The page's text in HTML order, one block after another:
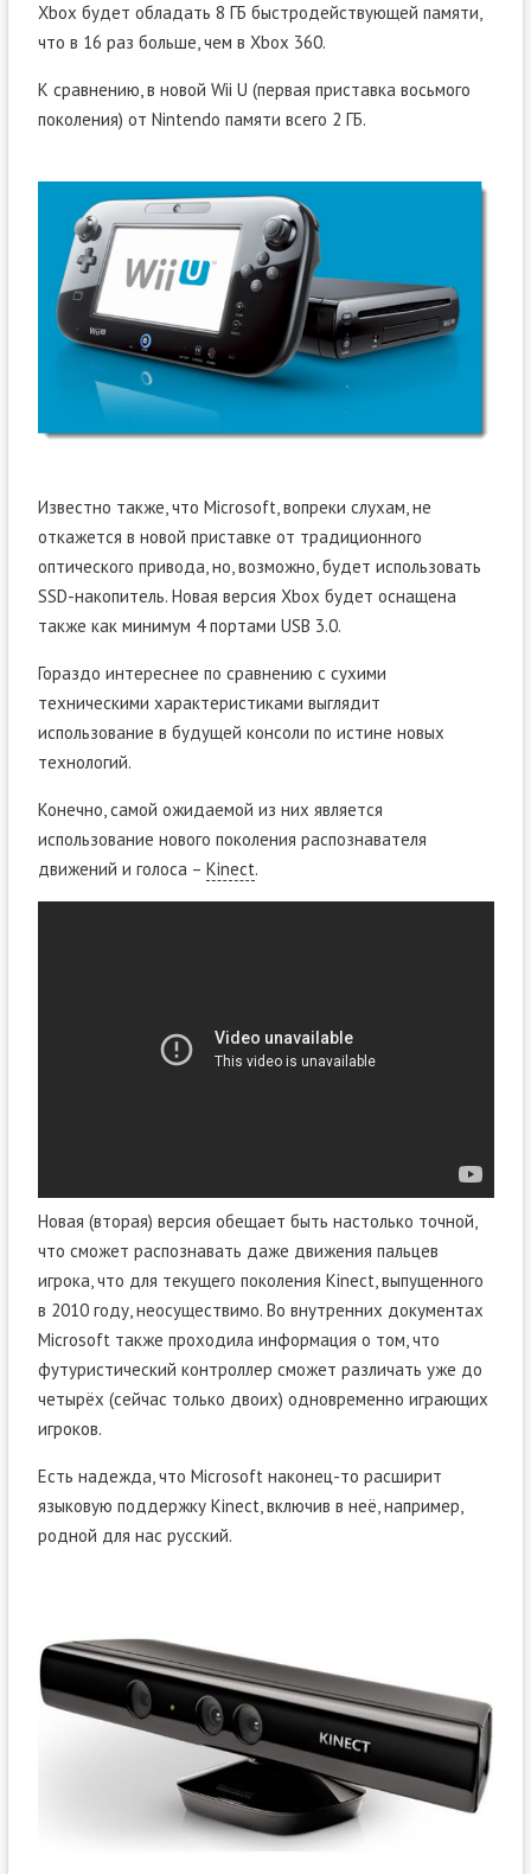
Xbox будет обладать 8 ГБ быстродействующей памяти,
что в 16 раз больше, чем в Xbox 360.
К сравнению, в новой Wii U (первая приставка восьмого
поколения) от Nintendo памяти всего 2 ГБ.
Известно также, что Microsoft, вопреки слухам, не
откажется в новой приставке от традиционного
оптического привода, но, возможно, будет использовать
SSD-накопитель. Новая версия Xbox будет оснащена
также как минимум 4 портами USB 3.0.
Гораздо интереснее по сравнению с сухими
техническими характеристиками выглядит
использование в будущей консоли по истине новых
технологий.
Конечно, самой ожидаемой из них является
использование нового поколения распознавателя
движений и голоса – Kinect.
Новая (вторая) версия обещает быть настолько точной,
что сможет распознавать даже движения пальцев
игрока, что для текущего поколения Kinect, выпущенного
в 2010 году, неосуществимо. Во внутренних документах
Microsoft также проходила информация о том, что
футуристический контроллер сможет различать уже до
четырёх (сейчас только двоих) одновременно играющих
игроков.
Есть надежда, что Microsoft наконец-то расширит
языковую поддержку Kinect, включив в неё, например,
родной для нас русский.